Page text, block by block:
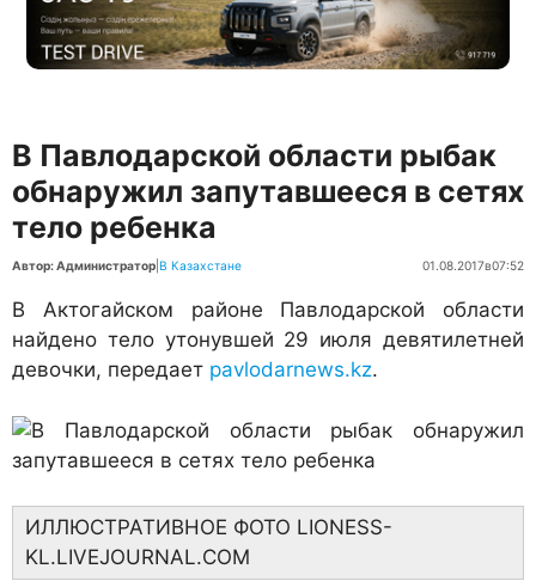
В Павлодарской области рыбак
обнаружил запутавшееся в сетях
тело ребенка
Автор: Администратор В Казахстане 01.08.2017в07:52
В Актогайском районе Павлодарской области
найдено тело утонувшей 29 июля девятилетней
девочки, передает pavlodarnews.kz.
ИЛЛЮСТРАТИВНОЕ ФОТО LIONESS-
KL.LIVEJOURNAL.COM